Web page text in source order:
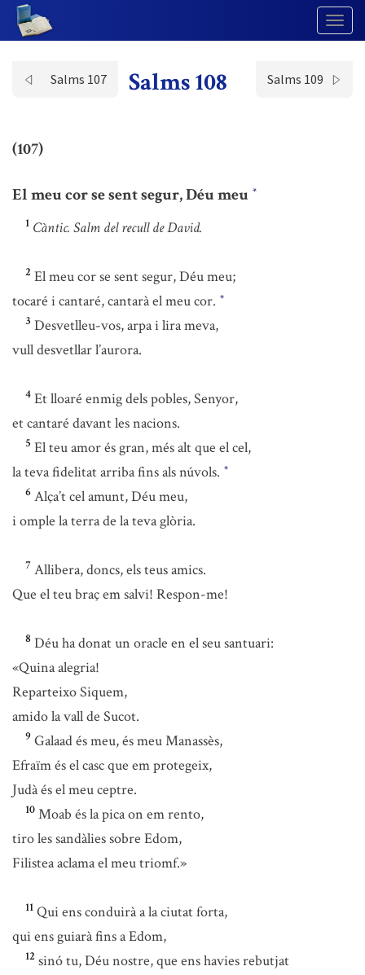
Salms 107 Salms 108 Salms 109
(107)
El meu cor se sent segur, Déu meu *
1 Càntic. Salm del recull de David.
2 El meu cor se sent segur, Déu meu;
tocaré i cantaré, cantarà el meu cor. *
3 Desvetlleu-vos, arpa i lira meva,
vull desvetllar l’aurora.
4 Et lloaré enmig dels pobles, Senyor,
et cantaré davant les nacions.
5 El teu amor és gran, més alt que el cel,
la teva fidelitat arriba fins als núvols. *
6 Alça’t cel amunt, Déu meu,
i omple la terra de la teva glòria.
7 Allibera, doncs, els teus amics.
Que el teu braç em salvi! Respon-me!
8 Déu ha donat un oracle en el seu santuari:
«Quina alegria!
Reparteixo Siquem,
amido la vall de Sucot.
9 Galaad és meu, és meu Manassès,
Efraïm és el casc que em protegeix,
Judà és el meu ceptre.
10 Moab és la pica on em rento,
tiro les sandàlies sobre Edom,
Filistea aclama el meu triomf.»
11 Qui ens conduirà a la ciutat forta,
qui ens guiarà fins a Edom,
12 sinó tu, Déu nostre, que ens havies rebutjat